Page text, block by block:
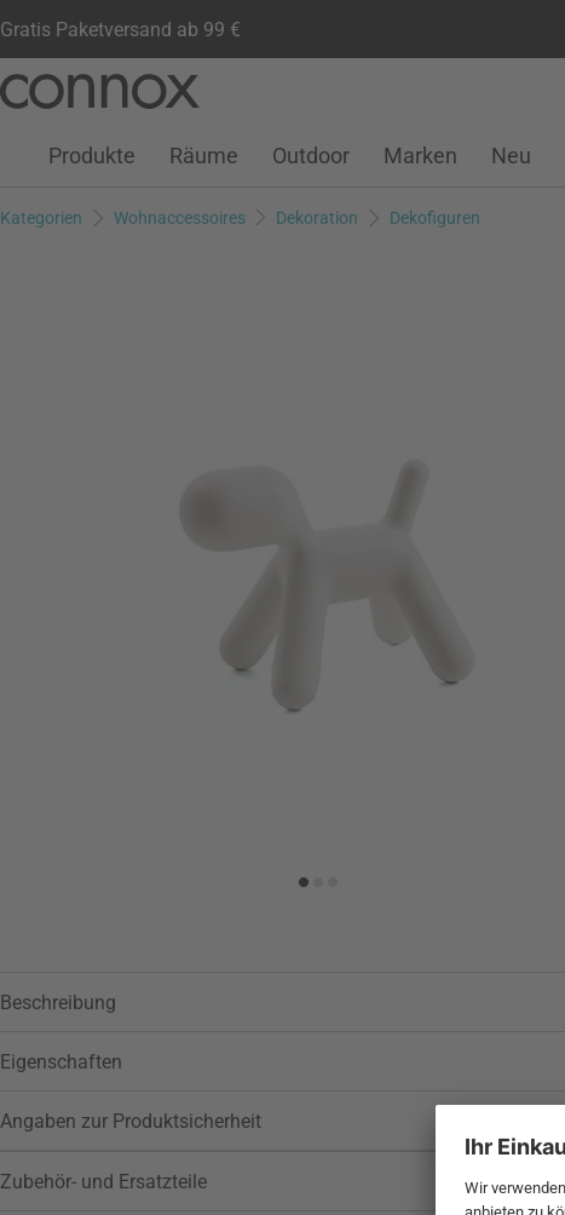
Gratis Paketversand ab 99 €
Seiteninhalt
Suchfeld
Kundenkonto
Wunschliste
Warenkorb
Produkte Räume Outdoor Marken Neu
Kategorien Wohnaccessoires Dekoration Dekofiguren
Beschreibung
Eigenschaften
Angaben zur Produktsicherheit
Zubehör- und Ersatzteile